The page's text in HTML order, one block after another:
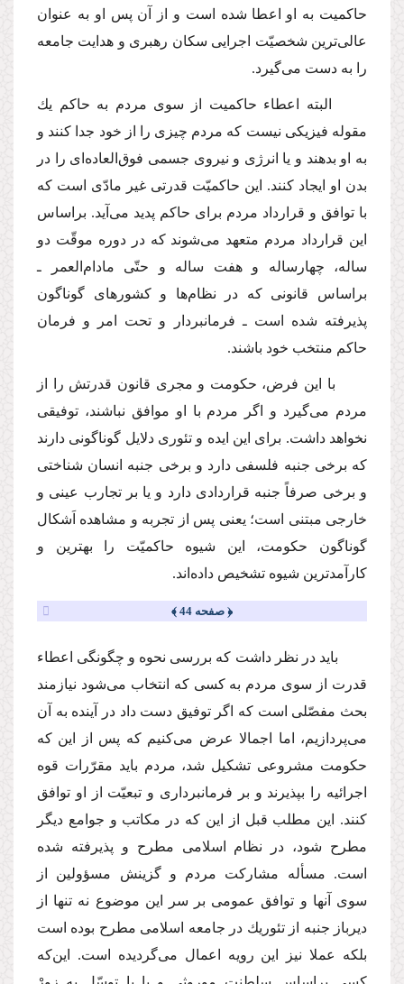
حاكمیت به او اعطا شده است و از آن پس او به عنوان
عالى‌ترین شخصیّت اجرایى سكان رهبرى و هدایت جامعه
را به دست مى‌گیرد.
البته اعطاء حاكمیت از سوى مردم به حاكم یك
مقوله فیزیكى نیست كه مردم چیزى را از خود جدا كنند و
به او بدهند و یا انرژى و نیروى جسمى فوق‌العاده‌اى را در
بدن او ایجاد كنند. این حاكمیّت قدرتى غیر مادّى است كه
با توافق و قرارداد مردم براى حاكم پدید مى‌آید. براساس
این قرارداد مردم متعهد مى‌شوند كه در دوره موقّت دو
ساله، چهارساله و هفت ساله و حتّى مادام‌العمر ـ
براساس قانونى كه در نظام‌ها و كشورهاى گوناگون
پذیرفته شده است ـ فرمانبردار و تحت امر و فرمان
حاكم منتخب خود باشند.
با این فرض، حكومت و مجرى قانون قدرتش را از
مردم مى‌گیرد و اگر مردم با او موافق نباشند، توفیقى
نخواهد داشت. براى این ایده و تئورى دلایل گوناگونى دارند
كه برخى جنبه فلسفى دارد و برخى جنبه انسان شناختى
و برخى صرفاً جنبه قراردادى دارد و یا بر تجارب عینى و
خارجى مبتنى است؛ یعنى پس از تجربه و مشاهده اَشكال
گوناگون حكومت، این شیوه حاكمیّت را بهترین و
كارآمدترین شیوه تشخیص داده‌اند.
﴿ صفحه 44 ﴾
باید در نظر داشت كه بررسى نحوه و چگونگى اعطاء
قدرت از سوى مردم به كسى كه انتخاب مى‌شود نیازمند
بحث مفصّلى است كه اگر توفیق دست داد در آینده به آن
مى‌پردازیم، اما اجمالا عرض مى‌كنیم كه پس از این كه
حكومت مشروعى تشكیل شد، مردم باید مقرّرات قوه
اجرائیه را بپذیرند و بر فرمانبردارى و تبعیّت از او توافق
كنند. این مطلب قبل از این كه در مكاتب و جوامع دیگر
مطرح شود، در نظام اسلامى مطرح و پذیرفته شده
است. مسأله مشاركت مردم و گزینش مسؤولین از
سوى آنها و توافق عمومى بر سر این موضوع نه تنها از
دیرباز جنبه از تئوریك در جامعه اسلامى مطرح بوده است
بلكه عملا نیز این رویه اعمال مى‌گردیده است. این‌كه